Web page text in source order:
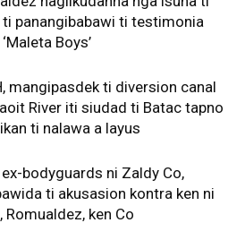
ti panangibabawi ti testimonia
Boys’
mangipasdek ti diversion canal
River iti siudad ti Batac tapno
ti nalawa a layus
bodyguards ni Zaldy Co,
ti akusasion kontra ken ni
Romualdez, ken Co